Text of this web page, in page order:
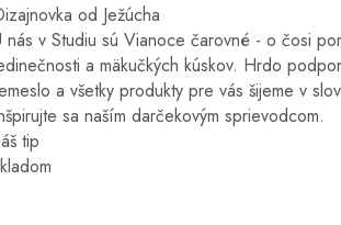
od Ježúcha
nás v Studiu sú Vianoce čarovné - o čosi
a mäkučkých kúskov. Hrdo
a všetky produkty pre vás šijeme v
sa naším darčekovým sprievodcom.
tip